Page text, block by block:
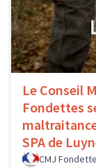
Le Conseil
Fondettes
SPA de
CMJ